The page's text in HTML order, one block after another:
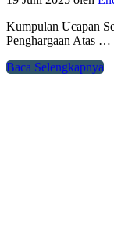
Kumpulan Ucapan
Penghargaan Atas …
Baca Selengkapnya